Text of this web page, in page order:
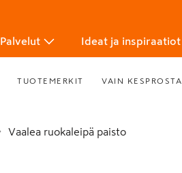
Palvelut Ideat ja inspiraatiot
TUOTEMERKIT VAIN KESPROSTA
Vaalea ruokaleipä paisto